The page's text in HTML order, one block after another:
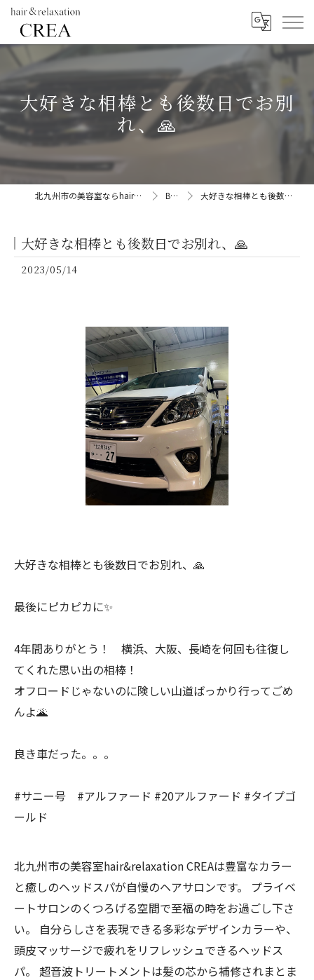
大好きな相棒とも後数日でお別
れ、🙏
北九州市の美容室ならhair&relaxation CREA BLOG 大好きな相棒とも後数日でお別れ、🙏
大好きな相棒とも後数日でお別れ、🙏
2023/05/14
大好きな相棒とも後数日でお別れ、🙏
最後にピカピカに✨
4年間ありがとう！ 横浜、大阪、長崎を何回も往復し
てくれた思い出の相棒！
オフロードじゃないのに険しい山道ばっかり行ってごめ
んよ🌋
良き車だった。。。
#サニー号 #アルファード #20アルファード #タイプゴ
ールド
北九州市の美容室hair&relaxation CREAは豊富なカラー
と癒しのヘッドスパが自慢のヘアサロンです。 プライベ
ートサロンのくつろげる空間で至福の時をお過ごし下さ
い。 自分らしさを表現できる多彩なデザインカラーや、
頭皮マッサージで疲れをリフレッシュできるヘッドス
パ。 超音波トリートメントは髪の芯から補修されまとま